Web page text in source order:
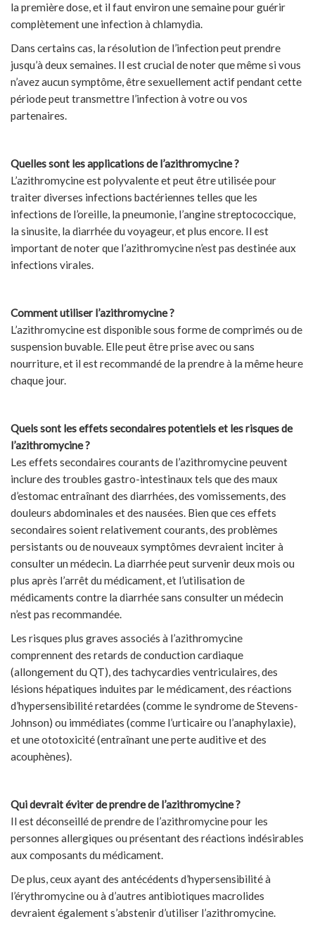
la première dose, et il faut environ une semaine pour guérir
complètement une infection à chlamydia.
Dans certains cas, la résolution de l’infection peut prendre
jusqu’à deux semaines. Il est crucial de noter que même si vous
n’avez aucun symptôme, être sexuellement actif pendant cette
période peut transmettre l’infection à votre ou vos
partenaires.
Quelles sont les applications de l’azithromycine ?
L’azithromycine est polyvalente et peut être utilisée pour
traiter diverses infections bactériennes telles que les
infections de l’oreille, la pneumonie, l’angine streptococcique,
la sinusite, la diarrhée du voyageur, et plus encore. Il est
important de noter que l’azithromycine n’est pas destinée aux
infections virales.
Comment utiliser l’azithromycine ?
L’azithromycine est disponible sous forme de comprimés ou de
suspension buvable. Elle peut être prise avec ou sans
nourriture, et il est recommandé de la prendre à la même heure
chaque jour.
Quels sont les effets secondaires potentiels et les risques de
l’azithromycine ?
Les effets secondaires courants de l’azithromycine peuvent
inclure des troubles gastro-intestinaux tels que des maux
d’estomac entraînant des diarrhées, des vomissements, des
douleurs abdominales et des nausées. Bien que ces effets
secondaires soient relativement courants, des problèmes
persistants ou de nouveaux symptômes devraient inciter à
consulter un médecin. La diarrhée peut survenir deux mois ou
plus après l’arrêt du médicament, et l’utilisation de
médicaments contre la diarrhée sans consulter un médecin
n’est pas recommandée.
Les risques plus graves associés à l’azithromycine
comprennent des retards de conduction cardiaque
(allongement du QT), des tachycardies ventriculaires, des
lésions hépatiques induites par le médicament, des réactions
d’hypersensibilité retardées (comme le syndrome de Stevens-
Johnson) ou immédiates (comme l’urticaire ou l’anaphylaxie),
et une ototoxicité (entraînant une perte auditive et des
acouphènes).
Qui devrait éviter de prendre de l’azithromycine ?
Il est déconseillé de prendre de l’azithromycine pour les
personnes allergiques ou présentant des réactions indésirables
aux composants du médicament.
De plus, ceux ayant des antécédents d’hypersensibilité à
l’érythromycine ou à d’autres antibiotiques macrolides
devraient également s’abstenir d’utiliser l’azithromycine.